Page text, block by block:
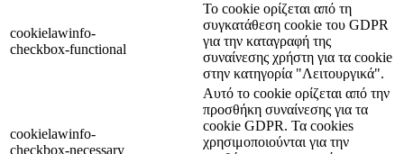
cookielawinfo-
checkbox-functional
Το cookie ορίζεται από τη
συγκατάθεση cookie του GDPR
για την καταγραφή της
συναίνεσης χρήστη για τα cookie
στην κατηγορία "Λειτουργικά".
cookielawinfo-
checkbox-necessary
Αυτό το cookie ορίζεται από την
προσθήκη συναίνεσης για τα
cookie GDPR. Τα cookies
χρησιμοποιούνται για την